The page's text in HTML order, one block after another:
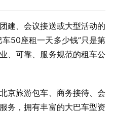
建、会议接送或大型活动的
50座租一天多少钱”只是第
、可靠、服务规范的租车公
京旅游包车、商务接待、会
务，拥有丰富的大巴车型资